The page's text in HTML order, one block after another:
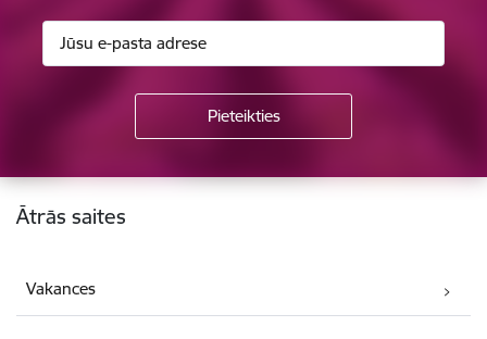
Kājene
Ātrās saites
Vakances